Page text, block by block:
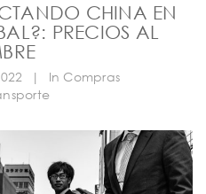
CHINA EN
PRECIOS AL
| In Compras